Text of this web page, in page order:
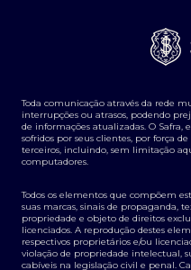
Transparência de
Termos e Condições
Toda comunicação através da rede
interrupções ou atrasos, podendo
de informações atualizadas. O Safra,
sofridos por seus clientes, por força
terceiros, incluindo, sem limitação
computadores.
Todos os elementos que compõem
suas marcas, sinais de propaganda,
propriedade e objeto de direitos
licenciados. A reprodução destes
respectivos proprietários e/ou
violação de propriedade intelectual,
cabíveis na legislação civil e penal.